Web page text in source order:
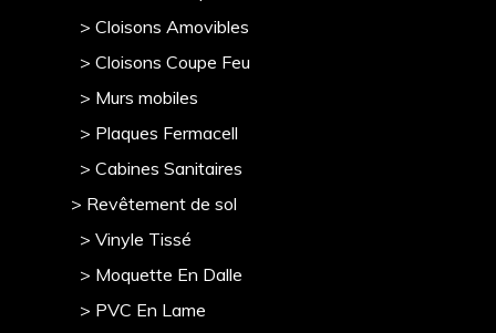
> Cloisons Amovibles
> Cloisons Coupe Feu
> Murs mobiles
> Plaques Fermacell
> Cabines Sanitaires
> Revêtement de sol
> Vinyle Tissé
> Moquette En Dalle
> PVC En Lame